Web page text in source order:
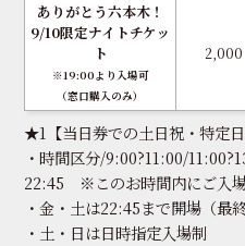
ありがとう六本木！
9/10限定ナイトチケッ
ト
※19:00より入場可
（窓口購入のみ）
2,000
★1【当日券での土日祝・特定日
・時間区分/9:00?11:00/
22:45 ※このお時間内にご入場
・金・土は22:45まで開場（最
・土・日は日時指定入場制